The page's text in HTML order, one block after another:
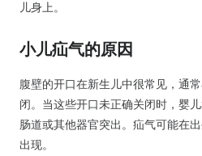
儿身上。
小儿疝气的原因
腹壁的开口在新生儿中很常见，通
闭。当这些开口未正确关闭时，婴
肠道或其他器官突出。疝气可能在
出现。